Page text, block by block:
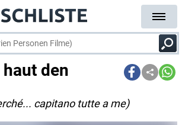
den
capitano tutte a me)